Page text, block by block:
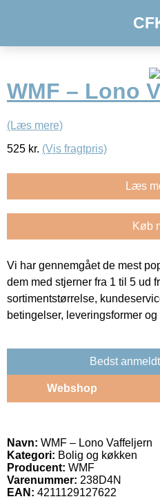
WMF – Lono
(Læs mere)
525 kr. (Vis fragtpris)
Læs
Køb
Vi har gennemgået de mest
dem med stjerner fra 1 til 5 ud
sortimentstørrelse,
betingelser, leveringsformer
Bedst
Webshop
Navn: WMF – Lono Vaffeljern
Kategori: Bolig og køkken
Producent: WMF
Varenummer: 238D4N
EAN: 4211129127622